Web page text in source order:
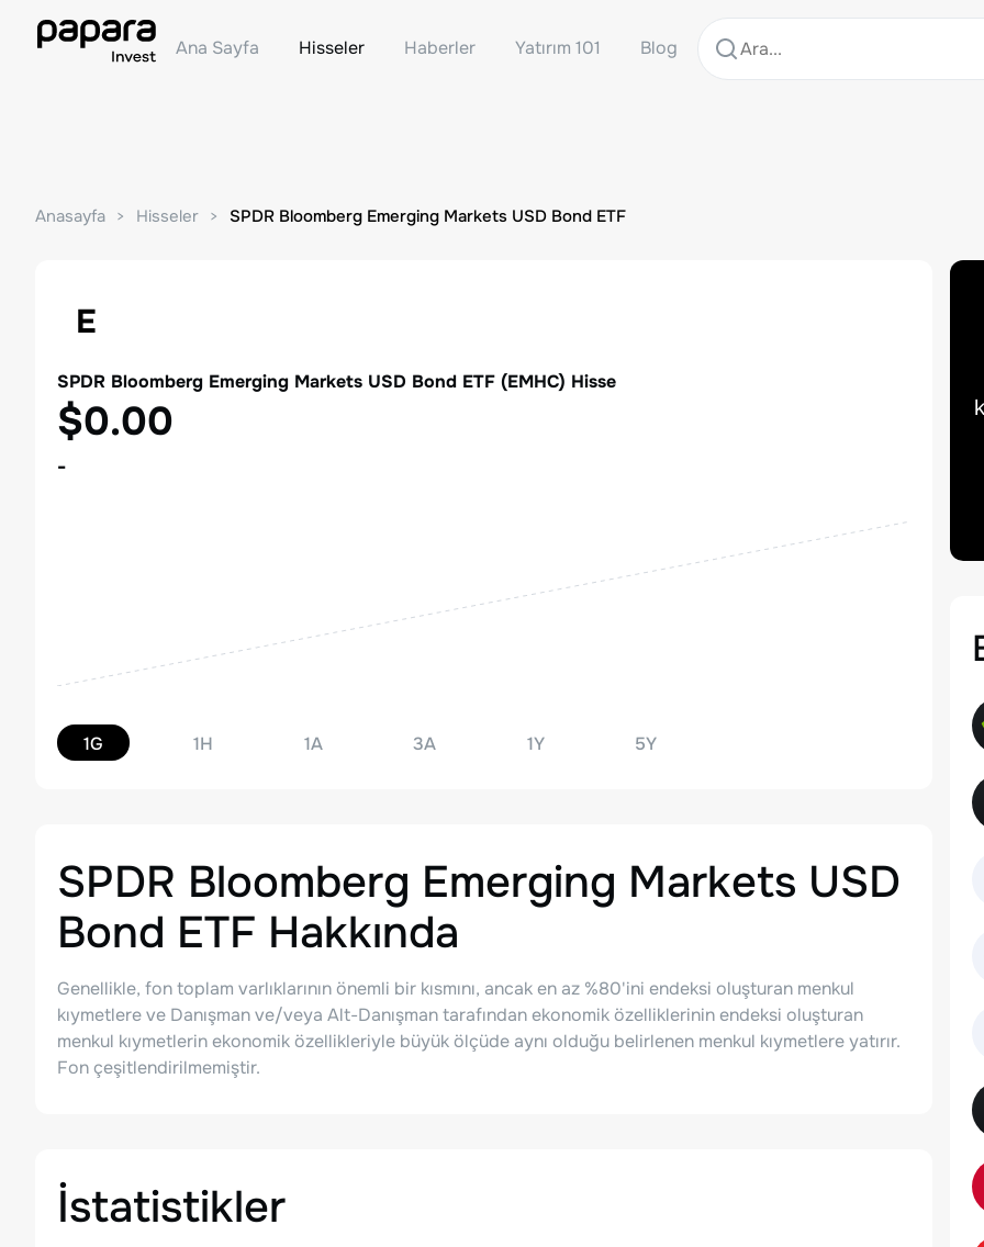
Ana Sayfa Hisseler Haberler Yatırım 101 Blog
Anasayfa Hisseler SPDR Bloomberg Emerging Markets USD Bond ETF
E
SPDR Bloomberg Emerging Markets USD Bond ETF (EMHC) Hisse
$0.00
-
1G 1H 1A 3A 1Y 5Y
SPDR Bloomberg Emerging Markets USD
Bond ETF Hakkında
Genellikle, fon toplam varlıklarının önemli bir kısmını, ancak en az %80'ini endeksi oluşturan menkul
kıymetlere ve Danışman ve/veya Alt-Danışman tarafından ekonomik özelliklerinin endeksi oluşturan
menkul kıymetlerin ekonomik özellikleriyle büyük ölçüde aynı olduğu belirlenen menkul kıymetlere yatırır.
Fon çeşitlendirilmemiştir.
İstatistikler